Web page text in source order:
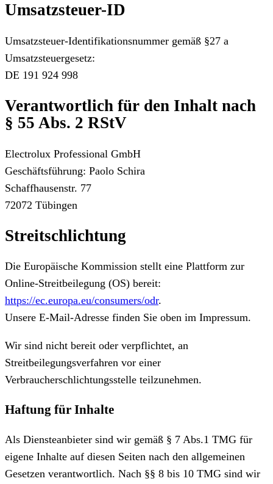
Umsatzsteuer-ID
Umsatzsteuer-Identifikationsnummer gemäß §27 a
Umsatzsteuergesetz:
DE 191 924 998
Verantwortlich für den Inhalt nach
§ 55 Abs. 2 RStV
Electrolux Professional GmbH
Geschäftsführung: Paolo Schira
Schaffhausenstr. 77
72072 Tübingen
Streitschlichtung
Die Europäische Kommission stellt eine Plattform zur
Online-Streitbeilegung (OS) bereit:
https://ec.europa.eu/consumers/odr.
Unsere E-Mail-Adresse finden Sie oben im Impressum.
Wir sind nicht bereit oder verpflichtet, an
Streitbeilegungsverfahren vor einer
Verbraucherschlichtungsstelle teilzunehmen.
Haftung für Inhalte
Als Diensteanbieter sind wir gemäß § 7 Abs.1 TMG für
eigene Inhalte auf diesen Seiten nach den allgemeinen
Gesetzen verantwortlich. Nach §§ 8 bis 10 TMG sind wir